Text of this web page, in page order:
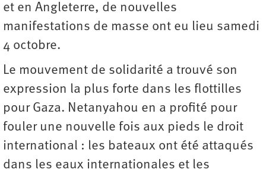
et en Angleterre, de nouvelles
manifestations de masse ont eu lieu samedi
4 octobre.
Le mouvement de solidarité a trouvé son
expression la plus forte dans les flottilles
pour Gaza. Netanyahou en a profité pour
fouler une nouvelle fois aux pieds le droit
international : les bateaux ont été attaqués
dans les eaux internationales et les